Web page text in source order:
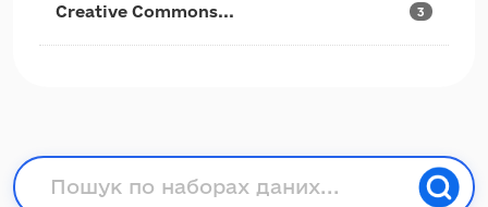
Creative Commons... 3